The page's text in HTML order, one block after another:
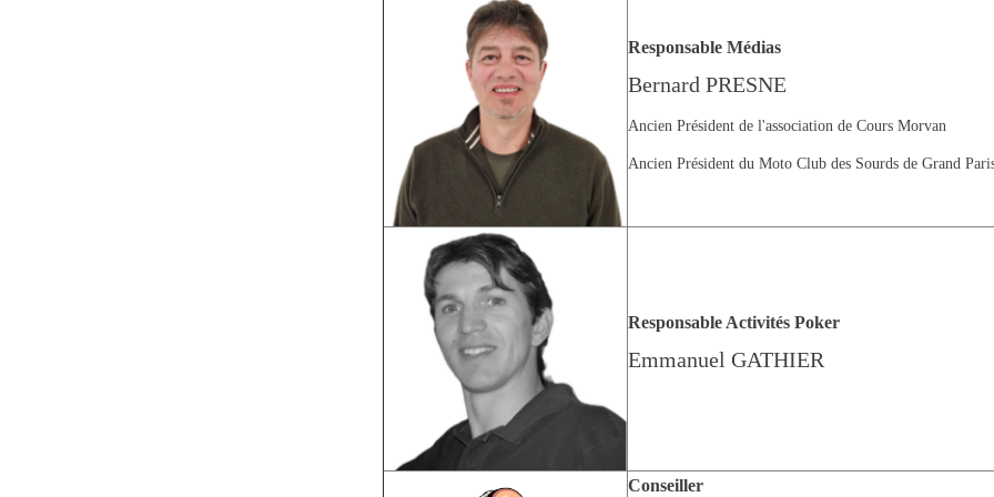
Responsable Médias
Bernard PRESNE
Ancien Président de l'association de Cours Morvan
Ancien Président du Moto Club des Sourds de Grand
Responsable Activités Poker
Emmanuel GATHIER
Conseiller